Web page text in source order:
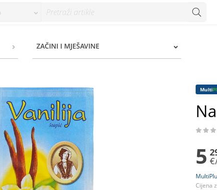
ZAČINI I MJEŠAVINE
Multi
5
Cijena